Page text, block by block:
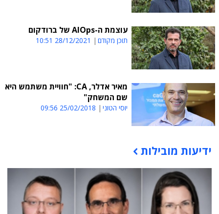
עוצמת ה-AIOps של ברודקום
תוכן מקודם 28/12/2021 10:51
מאיר אדלר, CA: "חוויית משתמש היא
שם המשחק"
יוסי הטוני 25/02/2018 09:56
תוכן פרסומי
ידיעות מובילות